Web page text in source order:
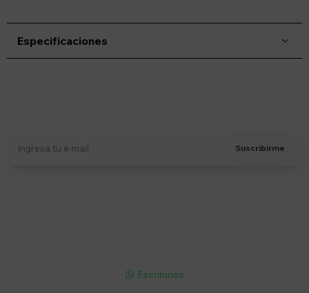
Especificaciones
Suscribirme
 Escribinos